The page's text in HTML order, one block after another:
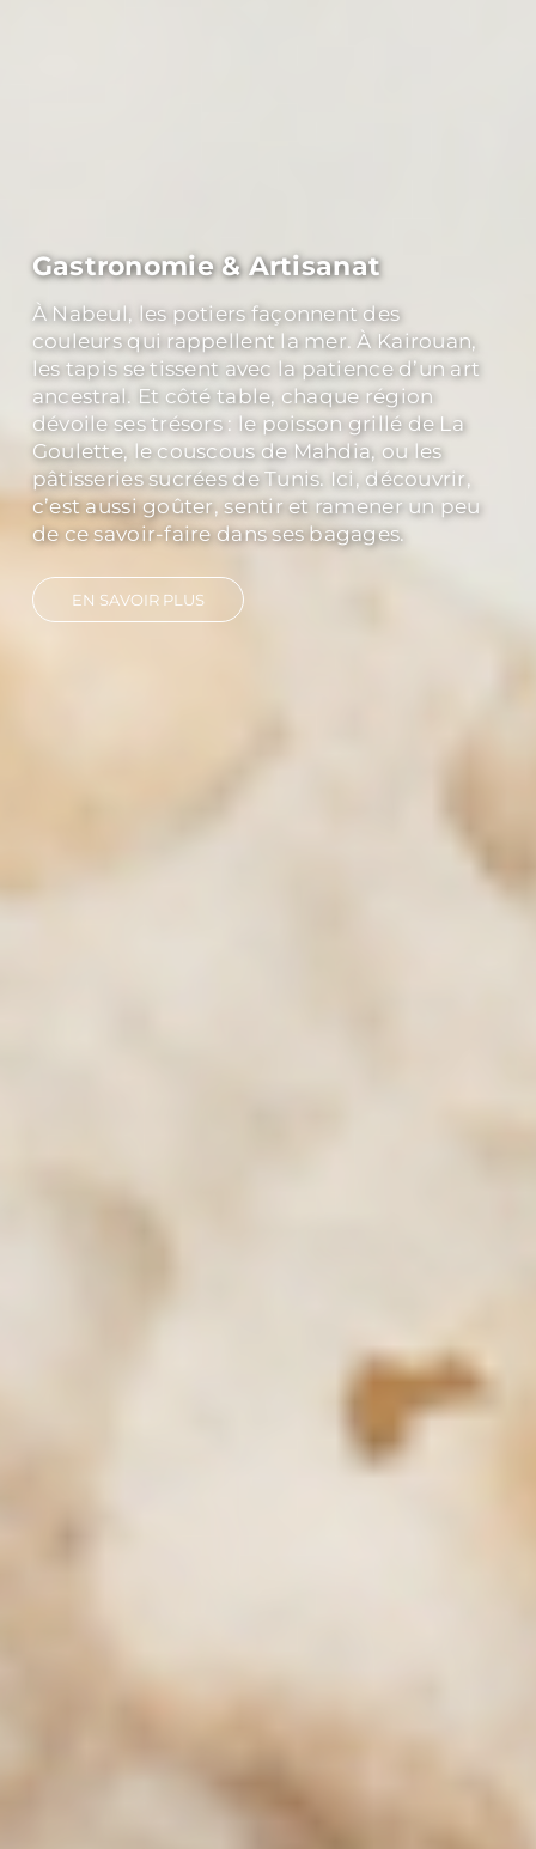
Gastronomie & Artisanat
À Nabeul, les potiers façonnent des
couleurs qui rappellent la mer. À Kairouan,
les tapis se tissent avec la patience d’un art
ancestral. Et côté table, chaque région
dévoile ses trésors : le poisson grillé de La
Goulette, le couscous de Mahdia, ou les
pâtisseries sucrées de Tunis. Ici, découvrir,
c’est aussi goûter, sentir et ramener un peu
de ce savoir-faire dans ses bagages.
EN SAVOIR PLUS